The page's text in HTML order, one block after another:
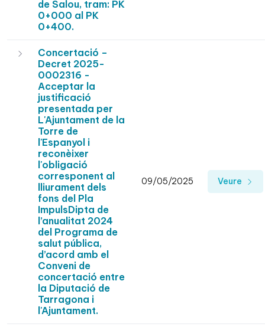
de Salou, tram: PK
0+000 al PK
0+400.
Concertació –
Decret 2025-
0002316 -
Acceptar la
justificació
presentada per
L'Ajuntament de la
Torre de
l'Espanyol i
reconèixer
l'obligació
corresponent al
lliurament dels
fons del Pla
ImpulsDipta de
l’anualitat 2024
del Programa de
salut pública,
d’acord amb el
Conveni de
concertació entre
la Diputació de
Tarragona i
l'Ajuntament.
09/05/2025 Veure